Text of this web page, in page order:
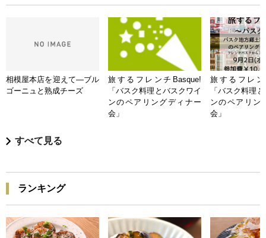
相模屋本店を迎えて―ブル
ゴーニュと熟成チーズ
旅するフレンチBasque!
「バスク料理とバスクワイ
ンのペアリングディナー
会」
旅するフレン
「バスク料理
ンのペアリン
会」
すべて見る
ランキング